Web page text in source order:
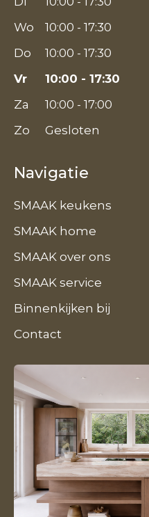
Wo
10:00 - 17:30
Do
10:00 - 17:30
Vr
10:00 - 17:30
Za
10:00 - 17:00
Zo
Gesloten
Navigatie
SMAAK keukens
SMAAK home
SMAAK over ons
SMAAK service
Binnenkijken bij
Contact